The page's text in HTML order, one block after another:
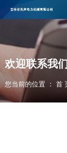
吉林省先声电力机械
欢迎联系我
您当前的位置 ： 首